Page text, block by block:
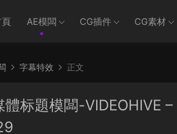
AE模闆 CG插件 CG素材
字幕特效 正文
标題模闆-VIDEOHIVE